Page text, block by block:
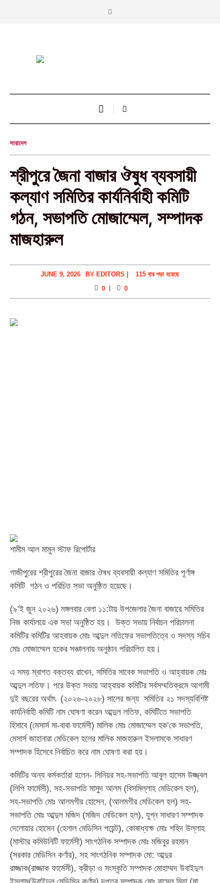
সারাদেশ
শ্রীপুরে জৈনা বাজার ঔষুধ ব্যবসায়ী
কল্যাণ সমিতির কার্যনির্বাহী কমিটি
গঠন, সভাপতি মোজাম্মেল, সম্পাদক
মাজহারুল
JUNE 9, 2026 BY EDITORS
115 বার পড়া হয়েছে
0
0
শামীম আল মামুন স্টাফ রিপোর্টার
গাজীপুরের শ্রীপুরের জৈনা বাজার ঔষধ ব্যবসায়ী কল্যাণ সমিতির পূর্ণাঙ্গ
কমিটি গঠন ও পরিচিত সভা অনুষ্ঠিত হয়েছে।
(৯’ই জুন ২০২৬) মঙ্গলবার বেলা ১১:টায় উপজেলার জৈনা বাজারে সমিতির
নিজ কার্যালয়ে এক সভা অনুষ্ঠিত হয়। উক্ত সভায় নির্বাচন পরিচালনা
কমিটির কমিটির আহবায়ক মোঃ আব্দুল লতিফের সভাপতিত্বে ও সদস্য সচিব
মোঃ মোজাম্মেল হকের সঞ্চালনায় অনুষ্ঠান পরিচালিত হয়।
এ সময় স্বাগত বক্তব্য রাখেন, সমিতির সাবেক সভাপতি ও আহ্বায়ক মোঃ
আব্দুল লতিফ। পরে উক্ত সভায় আহ্বায়ক কমিটির সর্বসম্মতিক্রমে আগামী
দুই বছরের অর্থাৎ (২০২৬-২০২৮) সালের জন্য সমিতির ২১ সদস্যবিশিষ্ট
কার্যনির্বাহী কমিটি নাম ঘোষণা করেন আব্দুল লতিফ, কমিটিতে সভাপতি
হিসাবে (মেসার্স মা-বাবা ফার্মেসী) মালিক মোঃ মোজাম্মেল হক’কে সভাপতি,
মেসার্স জাহানারা মেডিকেল হলের মালিক মাজহারুল ইসলামকে সাধারণ
সম্পাদক হিসেবে নির্বাচিত করে নাম ঘোষণা করা হয়।
কমিটির অন্য কর্মকর্তারা হলেন- সিনিয়র সহ-সভাপতি আবুল হাসেম উজ্জ্বল
(লিপি ফার্মেসী), সহ-সভাপতি মাসুদ আলম (বিসমিল্লাহ মেডিকেল হল),
সহ-সভাপতি মোঃ আলমগীর হোসেন, (আলমগীর মেডিকেল হল) সহ-
সভাপতি মোঃ আব্দুল মজিদ (মজিদ মেডিকেল হল), যুগ্ন সাধারণ সম্পাদক
দেলোয়ার হোসেন (হেলাল মেডিসিন পয়েন্ট), কোষাধ্যক্ষ মোঃ শহিদ উল্লাহ
(মাস্টার কমিউনিটি ফার্মেসী) সাংগঠনিক সম্পাদক মোঃ মজিবুর রহমান
(সরকার মেডিসিন কর্ণার), সহ সাংগঠনিক সম্পাদক মো: আব্দুর
রাজ্জাক(রাজ্জাক ফার্মেসী), ক্রীড়া ও সংস্কৃতি সম্পাদক মোহাম্মদ উবাইদুল